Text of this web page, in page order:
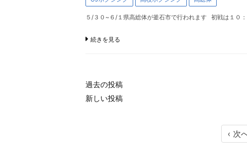
５/３０~６/１県高総体が釜石市で行われます 初戦は１
続きを見る
投
過去の投稿
新しい投稿
‹ 次